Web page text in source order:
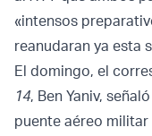
«intensos
reanudaran ya esta
El domingo, el
14, Ben Yaniv,
puente aéreo